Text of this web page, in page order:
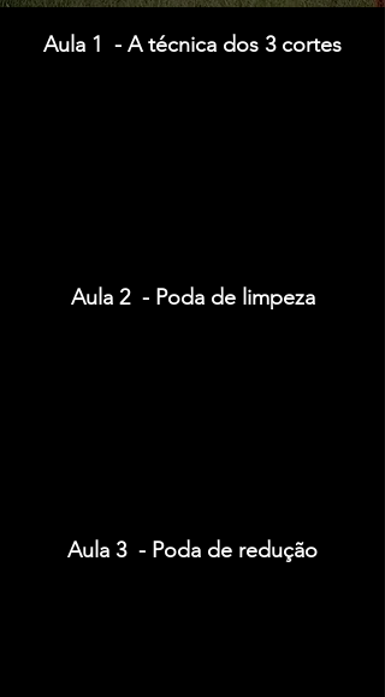
Aula 1 - A técnica dos 3 cortes
Aula 2 - Poda de limpeza
Aula 3 - Poda de redução